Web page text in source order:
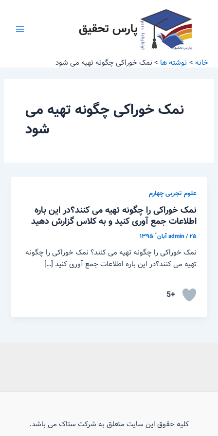
پارس تحقیق
خانه نوشته ها نمک خوراکی چگونه تهیه می شود
نمک خوراکی چگونه تهیه می
شود
علوم تجربی چهارم
نمک خوراکی را چگونه تهیه می کنند؟در این باره
اطلاعات جمع آوری کنید و به کلاس گزارش دهید
admin/۲۵ آبان ّ ۱۳۹۵
نمک خوراکی را چگونه تهیه می کنند؟ نمک خوراکی را چگونه
تهیه می کنند؟در این باره اطلاعات جمع آوری کنید […]
+5
کلیه حقوق این سایت متعلق به شرکت ستاک می باشد.